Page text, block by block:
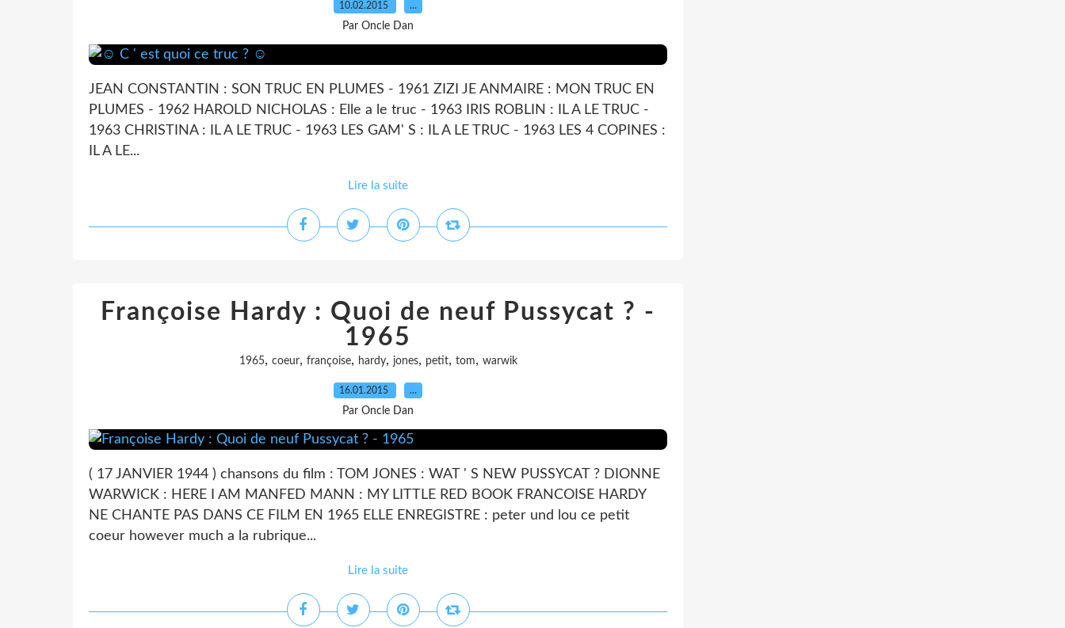
10.02.2015 …
Par Oncle Dan
JEAN CONSTANTIN : SON TRUC EN PLUMES - 1961 ZIZI JE ANMAIRE : MON TRUC EN
PLUMES - 1962 HAROLD NICHOLAS : Elle a le truc - 1963 IRIS ROBLIN : IL A LE TRUC -
1963 CHRISTINA : IL A LE TRUC - 1963 LES GAM' S : IL A LE TRUC - 1963 LES 4 COPINES :
IL A LE...
Lire la suite
Françoise Hardy : Quoi de neuf Pussycat ? -
1965
1965, coeur, françoise, hardy, jones, petit, tom, warwik
16.01.2015 …
Par Oncle Dan
( 17 JANVIER 1944 ) chansons du film : TOM JONES : WAT ' S NEW PUSSYCAT ? DIONNE
WARWICK : HERE I AM MANFED MANN : MY LITTLE RED BOOK FRANCOISE HARDY
NE CHANTE PAS DANS CE FILM EN 1965 ELLE ENREGISTRE : peter und lou ce petit
coeur however much a la rubrique...
Lire la suite